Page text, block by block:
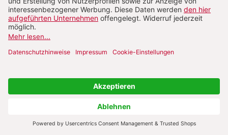
kognitiv moderaten, aber meist auch habituell
„lauen“ Mehrheit ein Vielfaches an Zeit, Geld und
„Herzblut“ zu investieren bereit sind. Diese
strukturelle Überlegenheit der Radikalen wird
internen Zwist konterkariert.
Sezession